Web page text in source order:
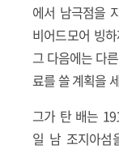
에서 남극점을
비어드모어 빙
그 다음에는 다
료를 쓸 계획을
그가 탄 배는
일 남 조지아섬